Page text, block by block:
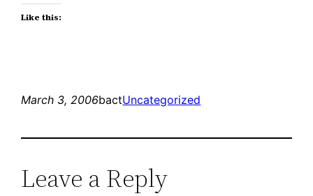
Like this:
March 3, 2006bactUncategorized
Leave a Reply